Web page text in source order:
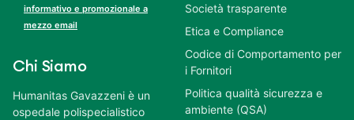
informativo e promozionale a
mezzo email
Chi Siamo
Humanitas Gavazzeni è un
ospedale polispecialistico
Società trasparente
Etica e Compliance
Codice di Comportamento per
i Fornitori
Politica qualità sicurezza e
ambiente (QSA)